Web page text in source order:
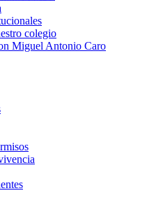
colegio
Miguel Antonio Caro